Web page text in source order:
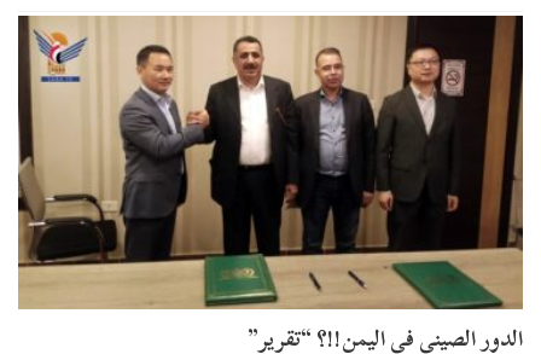
الدور الصيني في اليمن!!؟ “تقرير”